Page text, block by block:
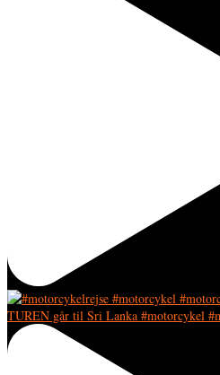
TUREN går til Sri Lanka #motorcykel